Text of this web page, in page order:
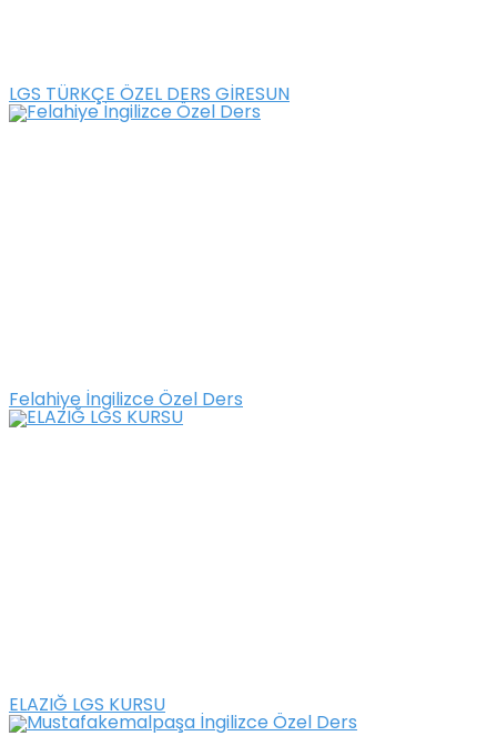
LGS TÜRKÇE ÖZEL DERS GİRESUN
Felahiye İngilizce Özel Ders
ELAZIĞ LGS KURSU